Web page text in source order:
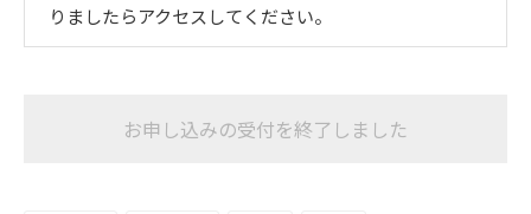
りましたらアクセスしてください。
お申し込みの受付を終了しました